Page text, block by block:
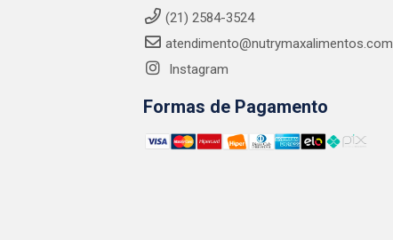
(21) 2584-3524
atendimento@nutrymaxalimentos.com
Instagram
Formas de Pagamento